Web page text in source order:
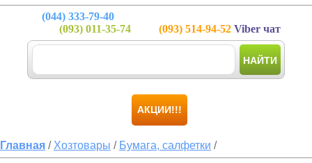
(044) 333-79-40
(093) 011-35-74 (093) 514-94-52 Viber чат
НАЙТИ
АКЦИИ!!!
Главная / Хозтовары / Бумага, салфетки /